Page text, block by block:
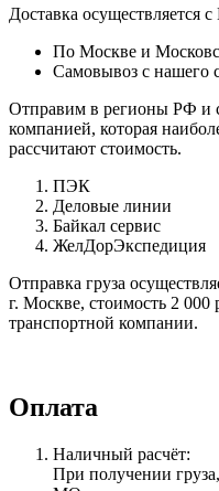
Доставка
По Москве и
Самовывоз с нашего
Отправим в регионы РФ и
компанией, которая
рассчитают стоимость.
ПЭК
Деловые линии
Байкал сервис
ЖелДорЭкспедиция
Отправка груза
г. Москве, стоимость 2 000
транспортной компании.
Оплата
Наличный расчёт:
При получении